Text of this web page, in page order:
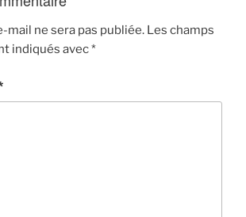
mail ne sera pas publiée. Les champs
indiqués avec*